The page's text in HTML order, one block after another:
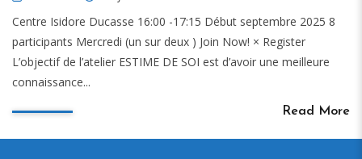
Centre Isidore Ducasse 16:00 -17:15 Début septembre 2025 8
participants Mercredi (un sur deux ) Join Now! × Register
L’objectif de l’atelier ESTIME DE SOI est d’avoir une meilleure
connaissance...
Read More